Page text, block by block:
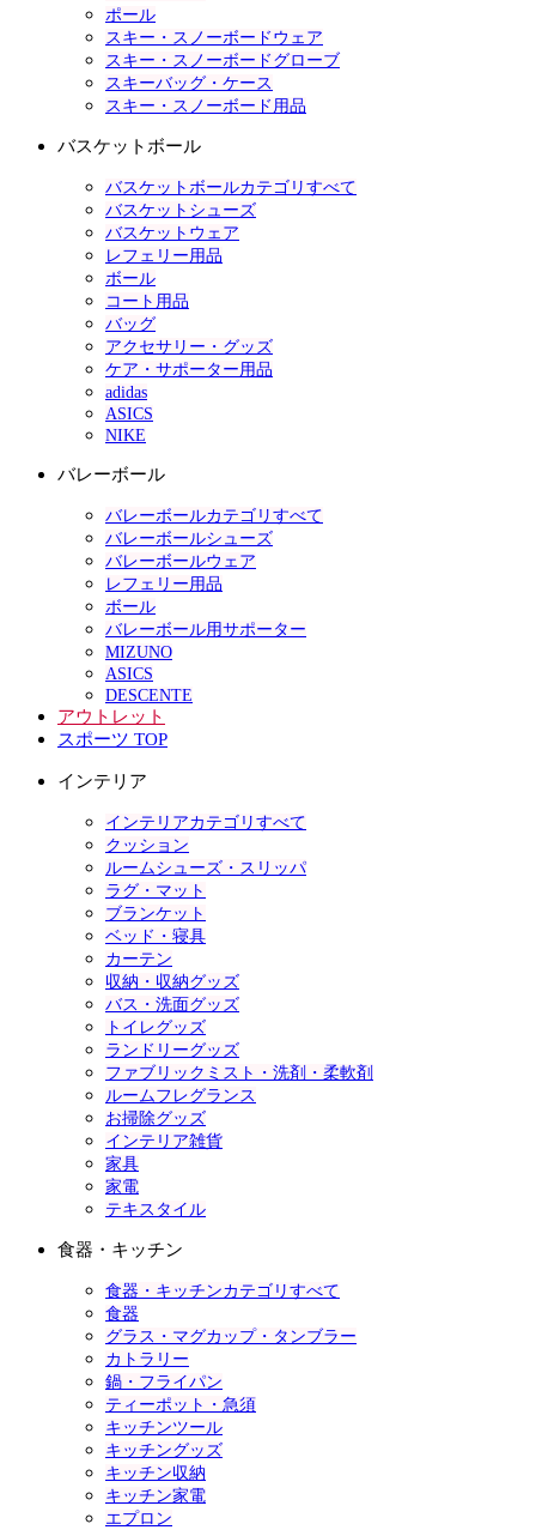
ポール
スキー・スノーボードウェア
スキー・スノーボードグローブ
スキーバッグ・ケース
スキー・スノーボード用品
バスケットボール
バスケットボールカテゴリすべて
バスケットシューズ
バスケットウェア
レフェリー用品
ボール
コート用品
バッグ
アクセサリー・グッズ
ケア・サポーター用品
adidas
ASICS
NIKE
バレーボール
バレーボールカテゴリすべて
バレーボールシューズ
バレーボールウェア
レフェリー用品
ボール
バレーボール用サポーター
MIZUNO
ASICS
DESCENTE
アウトレット
スポーツ TOP
インテリア
インテリアカテゴリすべて
クッション
ルームシューズ・スリッパ
ラグ・マット
ブランケット
ベッド・寝具
カーテン
収納・収納グッズ
バス・洗面グッズ
トイレグッズ
ランドリーグッズ
ファブリックミスト・洗剤・柔軟剤
ルームフレグランス
お掃除グッズ
インテリア雑貨
家具
家電
テキスタイル
食器・キッチン
食器・キッチンカテゴリすべて
食器
グラス・マグカップ・タンブラー
カトラリー
鍋・フライパン
ティーポット・急須
キッチンツール
キッチングッズ
キッチン収納
キッチン家電
エプロン